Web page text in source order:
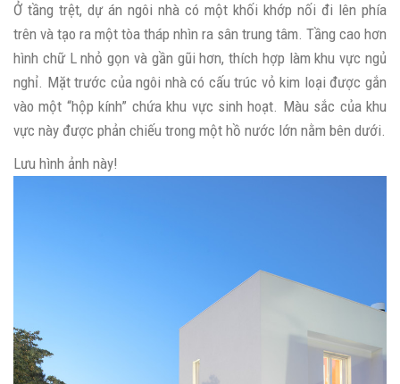
Ở tầng trệt, dự án ngôi nhà có một khối khớp nối đi lên phía
trên và tạo ra một tòa tháp nhìn ra sân trung tâm. Tầng cao hơn
hình chữ L nhỏ gọn và gần gũi hơn, thích hợp làm khu vực ngủ
nghỉ. Mặt trước của ngôi nhà có cấu trúc vỏ kim loại được gắn
vào một “hộp kính” chứa khu vực sinh hoạt. Màu sắc của khu
vực này được phản chiếu trong một hồ nước lớn nằm bên dưới.
Lưu hình ảnh này!